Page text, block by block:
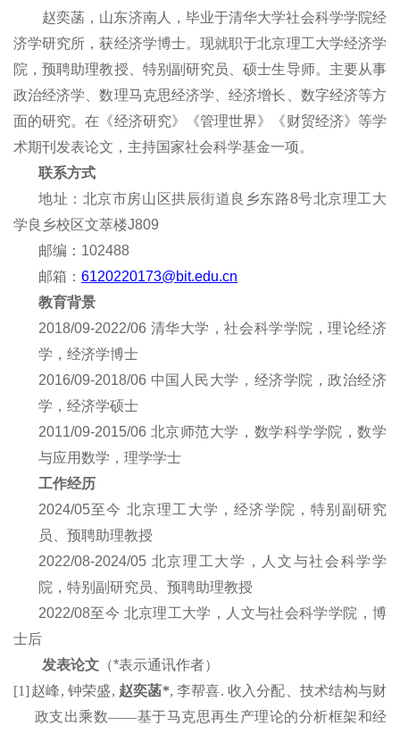
赵奕菡，山东济南人，毕业于清华大学社会科学学院经
济学研究所，获经济学博士。现就职于北京理工大学经济学
院，预聘助理教授、特别副研究员、硕士生导师。主要从事
政治经济学、数理马克思经济学、经济增长、数字经济等方
面的研究。在《经济研究》《管理世界》《财贸经济》等学
术期刊发表论文，主持国家社会科学基金一项。
联系方式
地址： 北京市房山区拱辰街道良乡东路8号北京理工大
学良乡校区文萃楼J809
邮编：102488
邮箱： 6120220173@bit.edu.cn
教育背景
2018/09-2022/06 清华大学，社会科学学院，理论经济
学 ， 经济学博士
2016/09-2018/06 中国人民大学 ， 经济学院 ，政治经济
学，经济学硕士
2011/09-2015/06 北京师范大学 ， 数学科学学院 ，数学
与应用数学， 理学学士
工作经历
2024/05至今 北京理工大学，经济学院，特别副研究
员
预聘助理教授
2022/08-2024/05 北京理工大学， 人文与社会科学学
院，特别副研究员
预聘助理教授
2022/08至今 北京理工大学， 人文与社会科学学院，博
士后
发表论文 （*表示通讯作者）
[1] 赵峰, 钟荣盛, 赵奕菡*, 李帮喜. 收入分配、技术结构与财
政支出乘数——基于马克思再生产理论的分析框架和经